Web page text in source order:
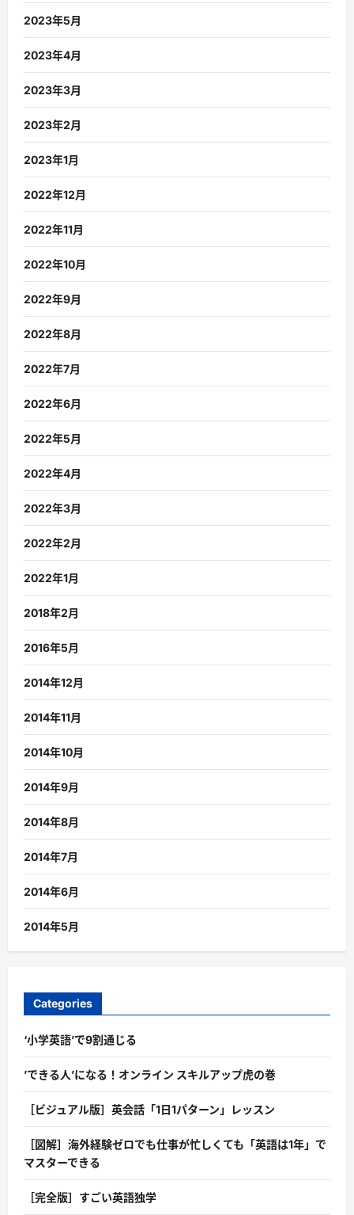
2023年5月
2023年4月
2023年3月
2023年2月
2023年1月
2022年12月
2022年11月
2022年10月
2022年9月
2022年8月
2022年7月
2022年6月
2022年5月
2022年4月
2022年3月
2022年2月
2022年1月
2018年2月
2016年5月
2014年12月
2014年11月
2014年10月
2014年9月
2014年8月
2014年7月
2014年6月
2014年5月
Categories
‘小学英語’で9割通じる
’できる人’になる！オンライン スキルアップ虎の巻
［ビジュアル版］英会話「1日1パターン」レッスン
［図解］海外経験ゼロでも仕事が忙しくても「英語は1年」で
マスターできる
［完全版］すごい英語独学